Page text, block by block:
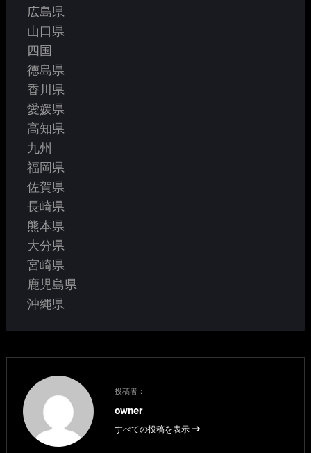
広島県
山口県
四国
徳島県
香川県
愛媛県
高知県
九州
福岡県
佐賀県
長崎県
熊本県
大分県
宮崎県
鹿児島県
沖縄県
投稿者：
owner
すべての投稿を表示